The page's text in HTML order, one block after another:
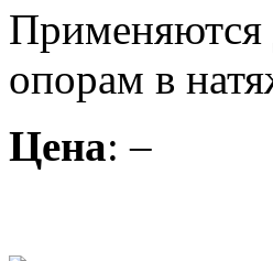
Применяются
опорам в
Цена: –